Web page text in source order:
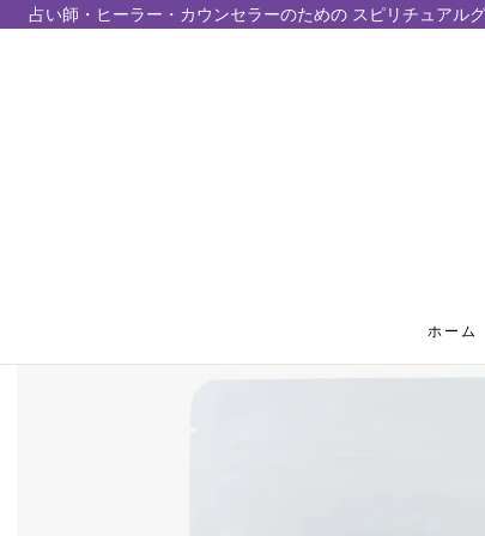
ツにスキップ
占い師・ヒーラー・カウンセラーのための スピリチュアル
ホーム